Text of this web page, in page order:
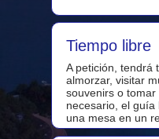
Tiempo libre
A petición, tendrá
almorzar, visitar
souvenirs o
necesario, el
una mesa en un